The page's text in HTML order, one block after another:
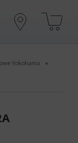
Yokohama •